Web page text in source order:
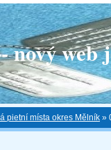
web
pietní místa okres Mělník »